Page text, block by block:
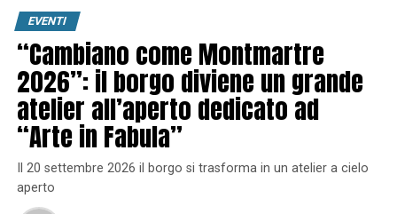
EVENTI
“Cambiano come Montmartre
2026”: il borgo diviene un grande
atelier all’aperto dedicato ad
“Arte in Fabula”
Il 20 settembre 2026 il borgo si trasforma in un atelier a cielo
aperto